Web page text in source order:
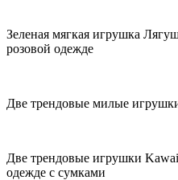
Зеленая мягкая игрушка
розовой одежде
Две трендовые милые
Две трендовые игрушки
одежде с сумками